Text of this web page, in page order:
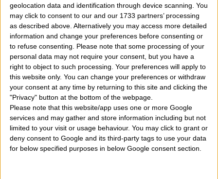
geolocation data and identification through device scanning. You
may click to consent to our and our 1733 partners’ processing
as described above. Alternatively you may access more detailed
information and change your preferences before consenting or
to refuse consenting.
Please note that some processing of your
personal data may not require your consent, but you have a
right to object to such processing. Your preferences will apply to
this website only. You can change your preferences or withdraw
your consent at any time by returning to this site and clicking the
"Privacy" button at the bottom of the webpage.
Please note that this website/app uses one or more Google
services and may gather and store information including but not
limited to your visit or usage behaviour. You may click to grant or
deny consent to Google and its third-party tags to use your data
for below specified purposes in below Google consent section.
malestar que este aspecto puede indicar que incluso
puede durar sólo unas pocas horas si no está
respaldada por otros aspectos no favorables. Así que,
¿qué significa, qué interpretación para dar a los
tránsitos de Sun en la oposición (180 grados) o
cuadratura (90º) a nuestra Luna de nacimiento
presentes en una casa astrológica particular?
Significado:aquí somos testigos de un choque entre
consciente e inconsciente. Básicamente en estas pocas horas